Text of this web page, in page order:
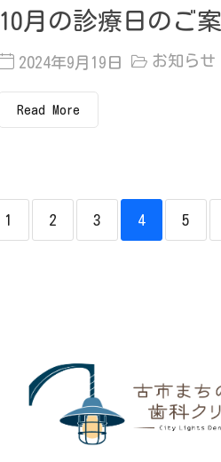
10月の診療日のご
2024年9月19日 お知らせ
Read More
1 2 3 4 5